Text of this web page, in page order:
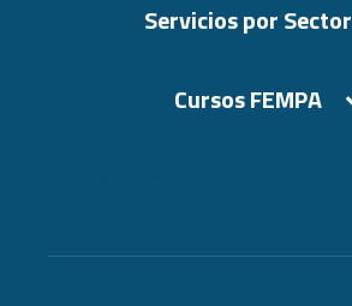
Servicios por Sector
Cursos FEMPA